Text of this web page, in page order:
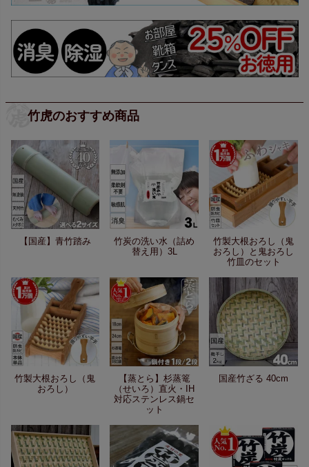
竹虎のおすすめ商品
【国産】青竹踏み
竹炭の洗い水（詰め
替え用）3L
竹製大根おろし（鬼
おろし）と鬼おろし
竹皿のセット
竹製大根おろし（鬼
おろし）
【蒸とら】杉蒸篭
（せいろ）直火・IH
対応ステンレス鍋セ
ット
国産竹ざる 40cm